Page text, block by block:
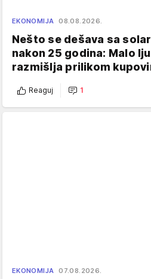
EKONOMIJA 08.08.2026.
Nešto se dešava sa
nakon 25 godina: Malo
razmišlja prilikom
Reaguj 1
EKONOMIJA 07.08.2026.